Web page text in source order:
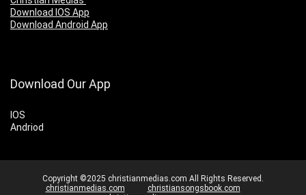
Download IOS App
Download Android App
Download Our App
IOS
Andriod
Copyright ©2025 christianmedias.com All Rights Reserved.
christianmedias.com
christiansongsbook.com